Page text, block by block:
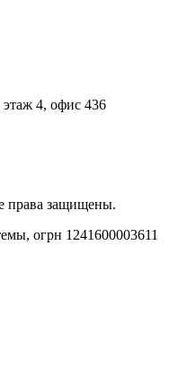
4, офис 436
права защищены.
огрн 1241600003611